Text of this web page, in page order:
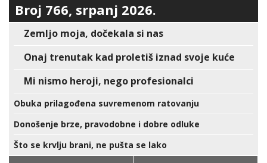
Broj 766, srpanj 2026.
Zemljo moja, dočekala si nas
Onaj trenutak kad proletiš iznad svoje kuće
Mi nismo heroji, nego profesionalci
Obuka prilagođena suvremenom ratovanju
Donošenje brze, pravodobne i dobre odluke
Što se krvlju brani, ne pušta se lako